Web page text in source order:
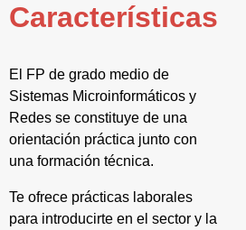
Características
El FP de grado medio de
Sistemas Microinformáticos y
Redes se constituye de una
orientación práctica junto con
una formación técnica.
Te ofrece prácticas laborales
para introducirte en el sector y la